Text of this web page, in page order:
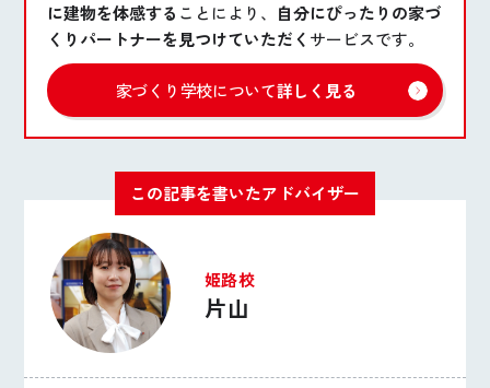
に建物を体感する ことにより、 自分にぴったりの家づ
くりパートナーを見つけていただく サービスです。
家づくり学校について詳しく見る
この記事を書いたアドバイザー
姫路校
片山